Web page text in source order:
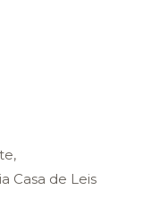
Casa de Leis